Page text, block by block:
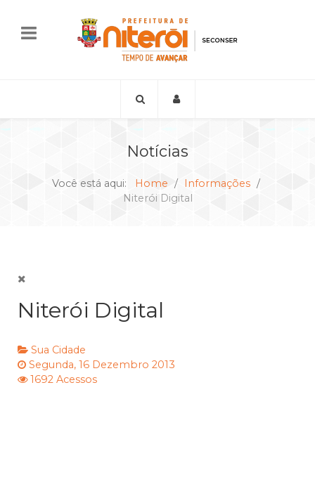
Notícias
Você está aqui: Home
Informações
Niterói Digital
Niterói Digital
Sua Cidade
Segunda, 16 Dezembro 2013
1692 Acessos